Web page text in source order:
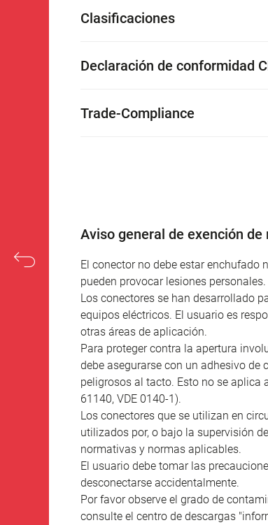
Clasificaciones
Declaración de conformidad
Trade-Compliance
Aviso general de exención de
El conector no debe estar
pueden provocar lesiones personales.
Los conectores se han desarrollado
equipos eléctricos. El usuario es
otras áreas de aplicación.
Para proteger contra la apertura
debe asegurarse con un adhesivo
peligrosos al tacto. Esto no se aplica
61140, VDE 0140-1).
Los conectores que se utilizan en
utilizados por, o bajo la supervisión
normativas y normas aplicables.
El usuario debe tomar las
desconectarse accidentalmente.
Por favor observe el grado de
consulte el centro de descargas